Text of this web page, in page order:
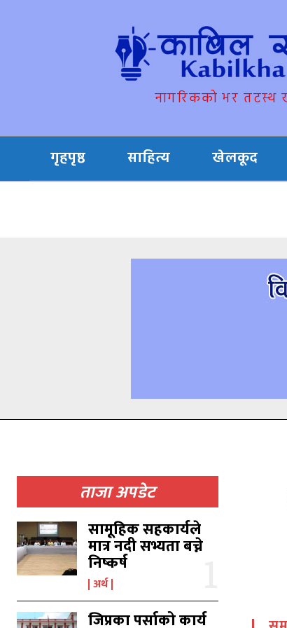
नागरिकको भर तटस्थ
गृहपृष्ठ साहित्य खेलकूद
ताजा अपडेट
सामूहिक सहकार्यले
मात्र नदी सभ्यता बच्ने
निष्कर्ष
अर्थ
जिप्रका पर्साको कार्य